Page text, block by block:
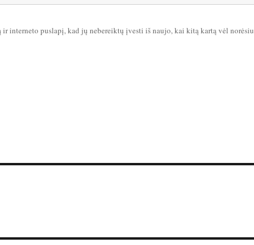
interneto puslapį, kad jų nebereiktų įvesti iš naujo, kai kitą kartą vėl norėsiu